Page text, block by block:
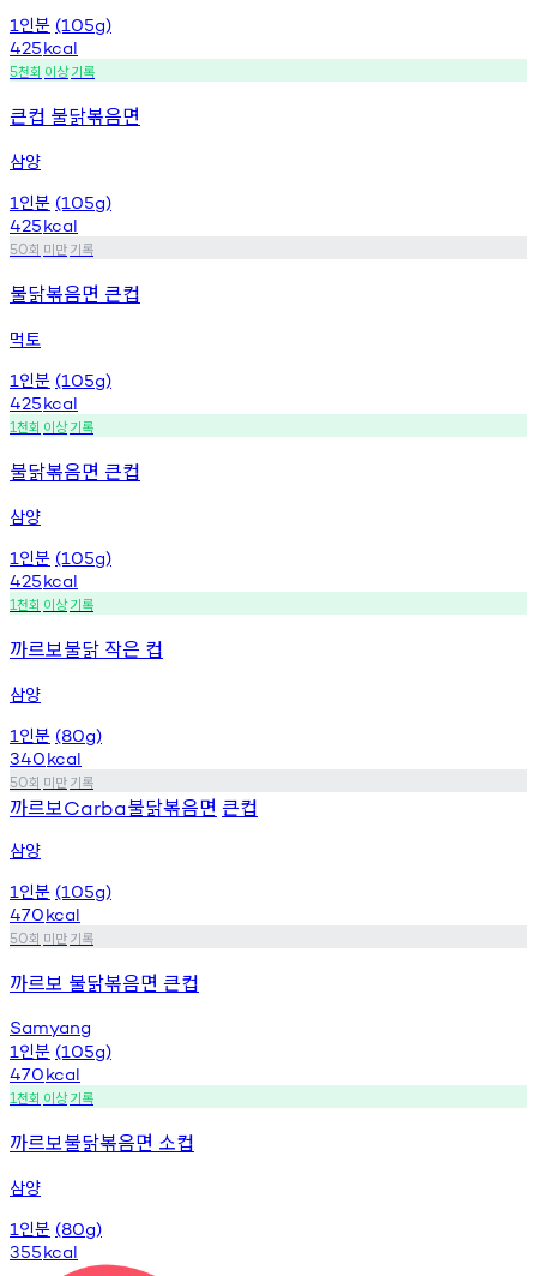
1 인분 (105g)
425kcal
5천회 이상기록
큰컵 불닭볶음면
삼양
1 인분 (105g)
425kcal
50회 미만기록
불닭볶음면 큰컵
먹토
1 인분 (105g)
425kcal
1천회 이상기록
불닭볶음면 큰컵
삼양
1 인분 (105g)
425kcal
1천회 이상기록
까르보불닭 작은 컵
삼양
1 인분 (80g)
340kcal
50회 미만기록
까르보Carba불닭볶음면 큰컵
삼양
1 인분 (105g)
470kcal
50회 미만기록
까르보 불닭볶음면 큰컵
Samyang
1 인분 (105g)
470kcal
1천회 이상기록
까르보불닭볶음면 소컵
삼양
1 인분 (80g)
355kcal